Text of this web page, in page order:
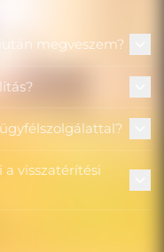
megveszem?
a visszatérítési